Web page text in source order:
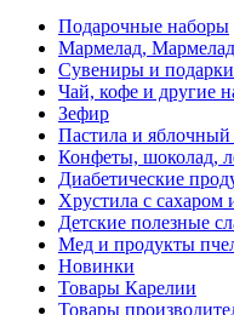
Подарочные наборы
Мармелад,
Сувениры и
Чай, кофе и другие
Зефир
Пастила и
Конфеты, шоколад,
Диабетические
Хрустила с сахаром
Детские полезные
Мед и продукты
Новинки
Товары Карелии
Товары